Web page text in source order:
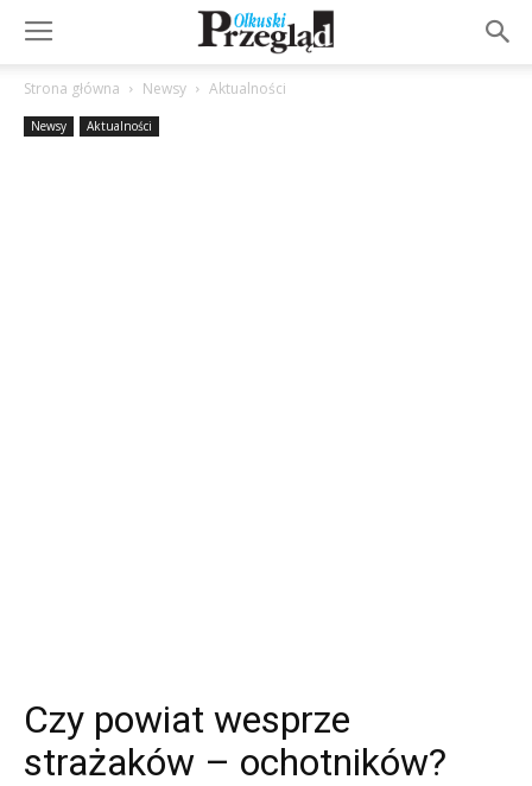
Strona główna Newsy Aktualności
Newsy Aktualności
Czy powiat wesprze
strażaków – ochotników?